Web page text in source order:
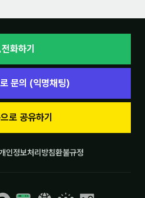
전화하기
문의 (익명채팅)
로 공유하기
인정보처리방침환불규정